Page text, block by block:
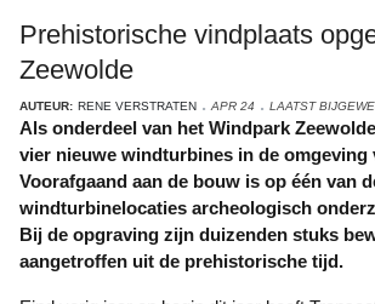
Prehistorische vindplaats
Zeewolde
AUTEUR: RENE VERSTRATEN APR 24 LAATST
Als onderdeel van het Windpark Zeewolde realiseert Eneco
vier nieuwe windturbines in de omgeving
Voorafgaand aan de bouw is op één van
windturbinelocaties archeologisch
Bij de opgraving zijn duizenden stuks
aangetroffen uit de prehistorische tijd.